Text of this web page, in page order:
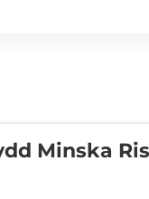
Minska